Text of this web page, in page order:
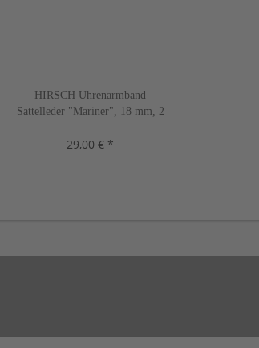
HIRSCH Uhrenarmband
Sattelleder "Mariner", 18 mm, 2
29,00 € *